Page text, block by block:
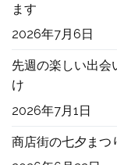
ます
2026年7月6日
先週の楽しい出会
け
2026年7月1日
商店街の七夕まつ